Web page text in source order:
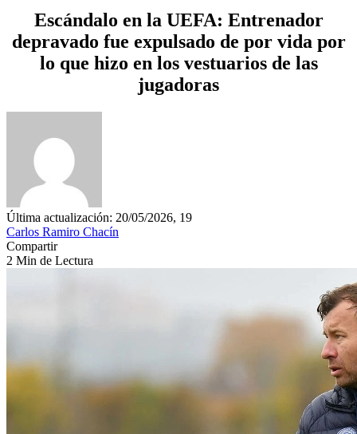
Escándalo en la UEFA: Entrenador
depravado fue expulsado de por vida por
lo que hizo en los vestuarios de las
jugadoras
Última actualización: 20/05/2026, 19
Carlos Ramiro Chacín
Compartir
2 Min de Lectura